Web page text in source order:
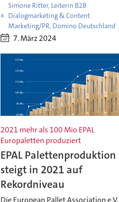
Simone Ritter, Leiterin B2B
Dialogmarketing & Content
Marketing/PR, Domino Deutschland
7. März 2024
2021 mehr als 100 Mio EPAL
Europaletten produziert
EPAL Palettenproduktion
steigt in 2021 auf
Rekordniveau
Die European Pallet Association e.V.